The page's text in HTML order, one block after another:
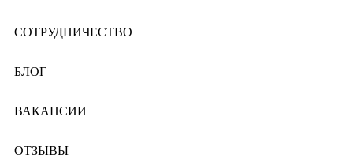
СОТРУДНИЧЕСТВО
БЛОГ
ВАКАНСИИ
ОТЗЫВЫ